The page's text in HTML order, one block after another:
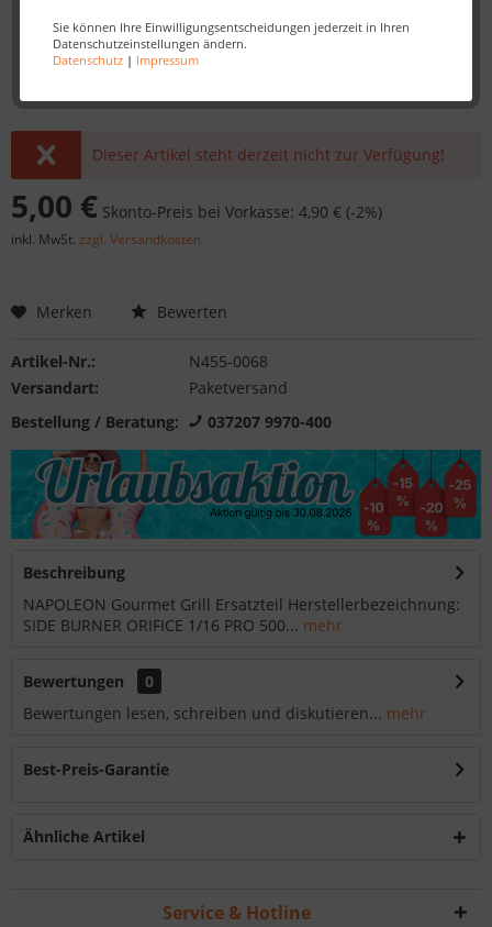
Sie können Ihre Einwilligungsentscheidungen jederzeit in Ihren
Datenschutzeinstellungen ändern.
Datenschutz| Impressum
Dieser Artikel steht derzeit nicht zur Verfügung!
5,00 € Skonto-Preis bei Vorkasse: 4,90 € (-2%)
inkl. MwSt. zzgl. Versandkosten
Merken Bewerten
Artikel-Nr.:
N455-0068
Versandart:
Paketversand
Bestellung / Beratung:
037207 9970-400
Beschreibung
NAPOLEON Gourmet Grill Ersatzteil Herstellerbezeichnung:
SIDE BURNER ORIFICE 1/16 PRO 500... mehr
Bewertungen
0
Bewertungen lesen, schreiben und diskutieren... mehr
Best-Preis-Garantie
Ähnliche Artikel
Service & Hotline